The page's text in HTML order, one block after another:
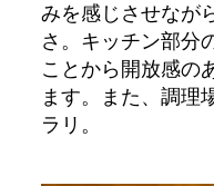
みを感じさせなが
さ。キッチン部分
ことから開放感の
ます。また、調理
ラリ。